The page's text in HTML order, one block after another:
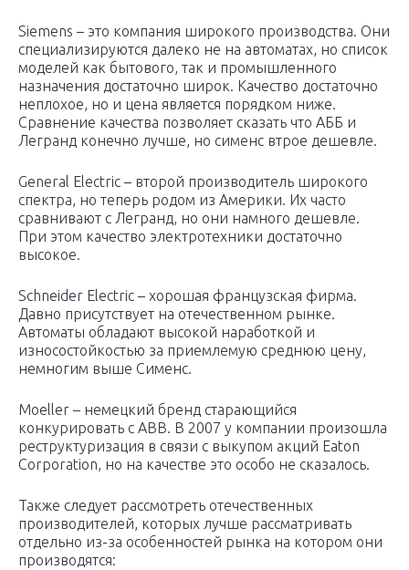
Siemens – это компания широкого производства. Они
специализируются далеко не на автоматах, но список
моделей как бытового, так и промышленного
назначения достаточно широк. Качество достаточно
неплохое, но и цена является порядком ниже.
Сравнение качества позволяет сказать что АББ и
Легранд конечно лучше, но сименс втрое дешевле.
General Electric – второй производитель широкого
спектра, но теперь родом из Америки. Их часто
сравнивают с Легранд, но они намного дешевле.
При этом качество электротехники достаточно
высокое.
Schneider Electric – хорошая французская фирма.
Давно присутствует на отечественном рынке.
Автоматы обладают высокой наработкой и
износостойкостью за приемлемую среднюю цену,
немногим выше Сименс.
Moeller – немецкий бренд старающийся
конкурировать с АВВ. В 2007 у компании произошла
реструктуризация в связи с выкупом акций Eaton
Corporation, но на качестве это особо не сказалось.
Также следует рассмотреть отечественных
производителей, которых лучше рассматривать
отдельно из-за особенностей рынка на котором они
производятся: